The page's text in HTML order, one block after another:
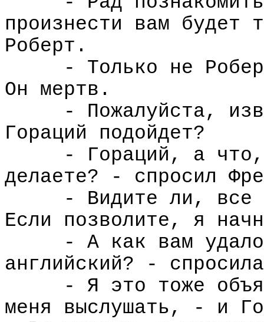
произнести вам будет
Роберт.
- Только не
Он мертв.
- Пожалуйста,
Гораций подойдет?
- Гораций, а что,
делаете? - спросил
- Видите ли, все
Если позволите, я
- А как вам
английский? -
- Я это тоже
меня выслушать, - и